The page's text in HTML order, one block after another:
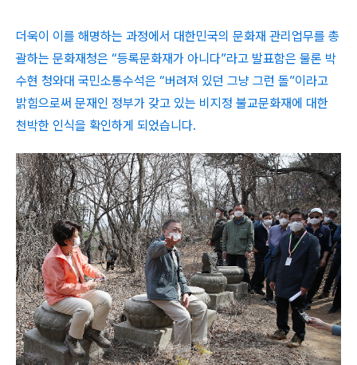
더욱이 이를 해명하는 과정에서 대한민국의 문화재 관리업무를 총
괄하는 문화재청은 “등록문화재가 아니다”라고 발표함은 물론 박
수현 청와대 국민소통수석은 “버려져 있던 그냥 그런 돌”이라고
밝힘으로써 문재인 정부가 갖고 있는 비지정 불교문화재에 대한
천박한 인식을 확인하게 되었습니다.